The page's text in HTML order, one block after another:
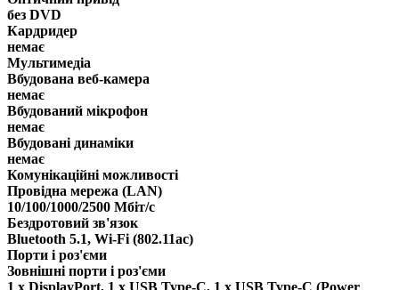
без DVD
Кардридер
немає
Мультимедіа
Вбудована веб-камера
немає
Вбудований мікрофон
немає
Вбудовані динаміки
немає
Комунікаційні можливості
Провідна мережа (LAN)
10/100/1000/2500 Мбіт/с
Бездротовий зв'язок
Bluetooth 5.1, Wi-Fi (802.11ac)
Порти і роз'єми
Зовнішні порти і роз'єми